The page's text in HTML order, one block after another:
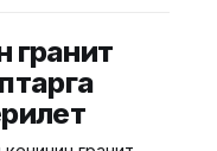
башкы
башкарган 415
гранит